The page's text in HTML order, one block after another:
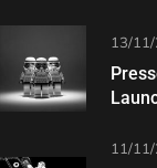
13/
11/